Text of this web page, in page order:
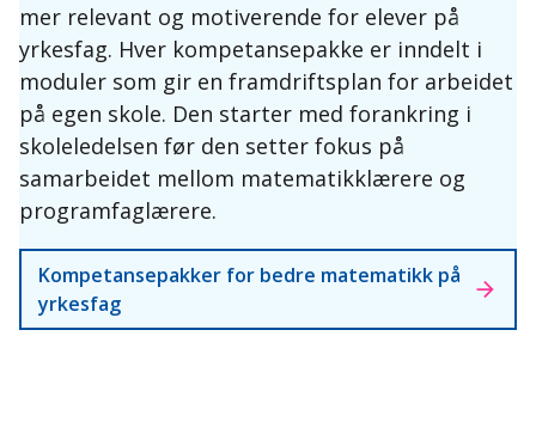
mer relevant og motiverende for elever på
yrkesfag. Hver kompetansepakke er inndelt i
moduler som gir en framdriftsplan for arbeidet
på egen skole. Den starter med forankring i
skoleledelsen før den setter fokus på
samarbeidet mellom matematikklærere og
programfaglærere.
Kompetansepakker for bedre matematikk på
yrkesfag